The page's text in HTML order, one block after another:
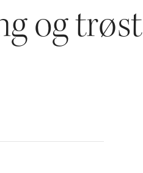
og trøst